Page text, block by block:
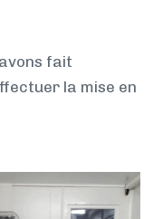
fait
la mise en